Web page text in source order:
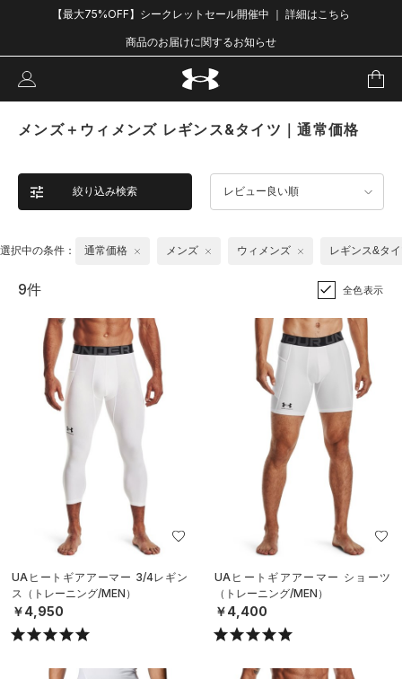
【最大75%OFF】シークレットセール開催中 ｜ 詳細はこちら
商品のお届けに関するお知らせ
メンズ＋ウィメンズ レギンス&タイツ｜通常価格
絞り込み検索 レビュー良い順
選択中の条件： 通常価格 メンズ ウィメンズ レギンス&タ
9件 全色表示
UAヒートギアアーマー 3/4レギン
ス（トレーニング/MEN）
￥4,950
UAヒートギアアーマー ショーツ
（トレーニング/MEN）
￥4,400